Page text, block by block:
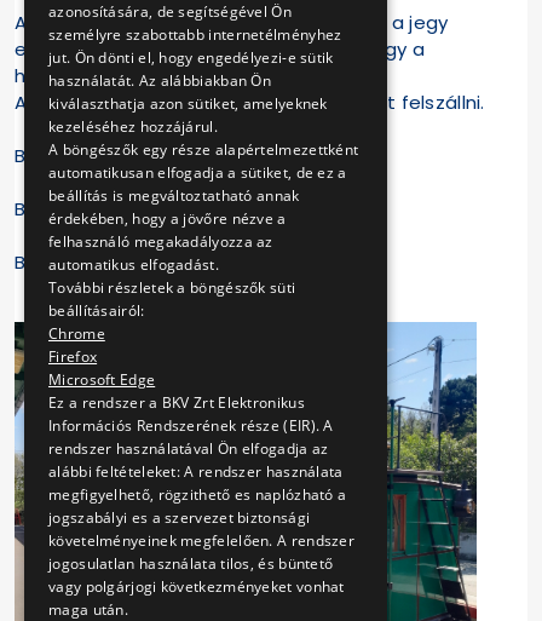
A járatra nosztalgia díjszabás érvényes, a jegy
elővételben a BKK Ügyfélszolgálaton vagy a
helyszínen vásárolható meg.
A járműre csak a két végállomáson lehet felszállni.
BKV Zrt.
Budapesti Közlekedési Központ
Budapest, 2022. június 23.
azonosítására, de segítségével Ön
személyre szabottabb internetélményhez
jut. Ön dönti el, hogy engedélyezi-e sütik
használatát. Az alábbiakban Ön
kiválaszthatja azon sütiket, amelyeknek
kezeléséhez hozzájárul.
A böngészők egy része alapértelmezettként
automatikusan elfogadja a sütiket, de ez a
beállítás is megváltoztatható annak
érdekében, hogy a jövőre nézve a
felhasználó megakadályozza az
automatikus elfogadást.
További részletek a böngészők süti
beállításairól:
Chrome
Firefox
Microsoft Edge
Ez a rendszer a BKV Zrt Elektronikus
Információs Rendszerének része (EIR). A
rendszer használatával Ön elfogadja az
alábbi feltételeket: A rendszer használata
megfigyelhető, rögzithető es naplózható a
jogszabályi es a szervezet biztonsági
követelményeinek megfelelően. A rendszer
jogosulatlan használata tilos, és büntető
vagy polgárjogi következményeket vonhat
maga után.